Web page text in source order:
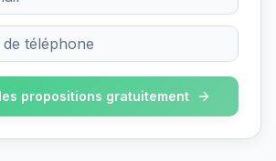
propositions gratuitement